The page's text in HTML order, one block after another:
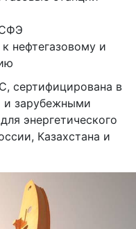
нефтегазовому и
сертифицирована в
и зарубежными
энергетического
Казахстана и